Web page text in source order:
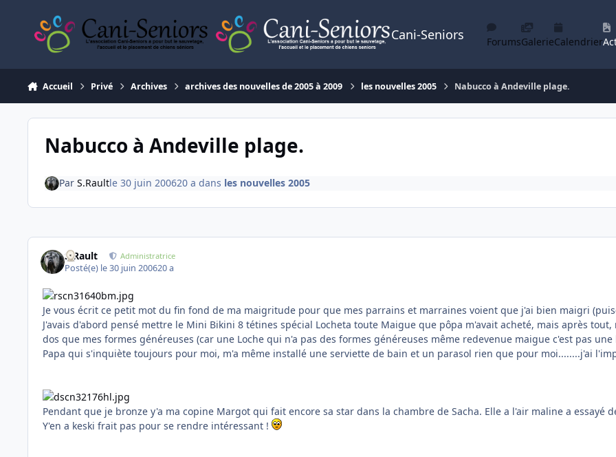
Cani-Seniors ForumsGalerieCalendrier
Accueil Privé Archives archives des nouvelles de 2005 à 2009 les nouvelles 2005 Nabucco à Andeville plage.
Nabucco à Andeville plage.
Par S.Raultle 30 juin 200620 a dans les nouvelles 2005
S.Rault Administratrice
Posté(e) le 30 juin 200620 a
Je vous écrit ce petit mot du fin fond de ma maigritude pour que mes parrains et marraines voient que j'ai bien maigri
J'avais d'abord pensé mettre le Mini Bikini 8 tétines spécial Locheta toute Maigue que pôpa m'avait acheté, mais après
dos que mes formes généreuses (car une Loche qui n'a pas des formes généreuses même redevenue maigue c'est pas une
Papa qui s'inquiète toujours pour moi, m'a même installé une serviette de bain et un parasol rien que pour moi........j'ai
Pendant que je bronze y'a ma copine Margot qui fait encore sa star dans la chambre de Sacha. Elle a l'air maline a essayé
Y'en a keski frait pas pour se rendre intéressant !